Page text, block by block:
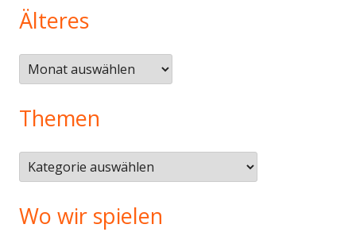
Älteres
Älteres
Themen
Themen
Wo wir spielen